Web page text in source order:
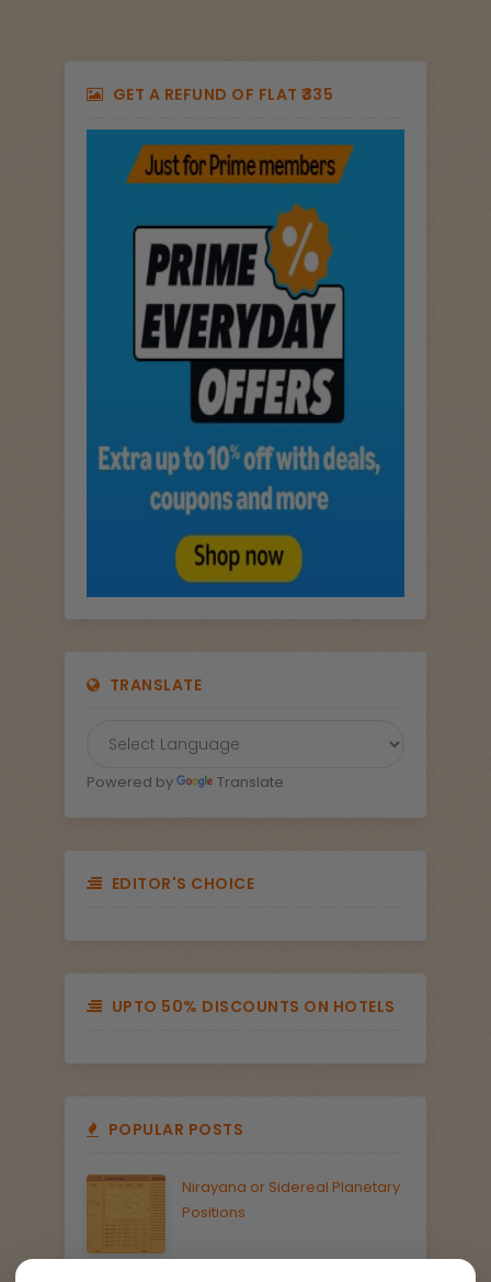
GET A REFUND OF FLAT ₹335
TRANSLATE
Powered by Translate
EDITOR'S CHOICE
UPTO 50% DISCOUNTS ON HOTELS
POPULAR POSTS
Nirayana or Sidereal Planetary
Positions